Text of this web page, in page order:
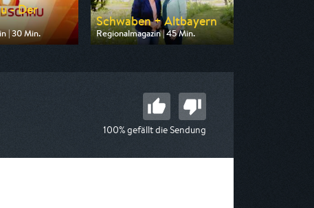
- Der
| 30 Min.
BR
Schwaben + Altbayern
Regionalmagazin | 45 Min.
Ausgestrahlt von BR
100% gefällt die Sendung